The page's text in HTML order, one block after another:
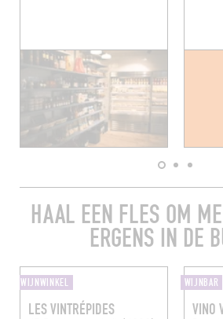
HAAL EEN FLES OM
ERGENS IN DE
WIJNWINKEL
LES VINTRÉPIDES
WIJNBAR
VINO